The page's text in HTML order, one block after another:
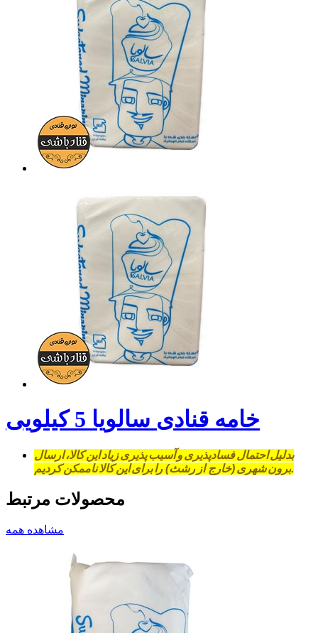
خامه قنادی سالویا 5 کیلویی
بدلیل احتمال فسادپذیری و آسیب پذیری زیاد این کالا، ارسال
برون شهری (خارج از رشث) را برای این کالا ناممکن کردیم.
محصولات مرتبط
مشاهده همه